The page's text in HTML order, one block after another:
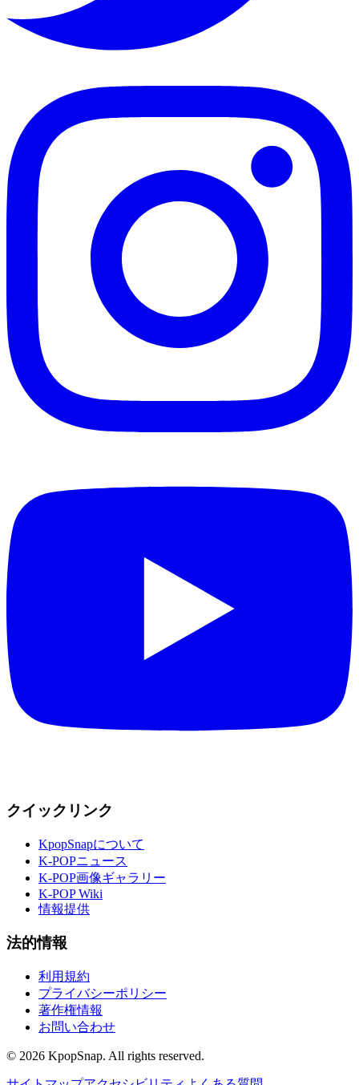
クイックリンク
KpopSnapについて
K-POPニュース
K-POP画像ギャラリー
K-POP Wiki
情報提供
法的情報
利用規約
プライバシーポリシー
著作権情報
お問い合わせ
© 2026 KpopSnap. All rights reserved.